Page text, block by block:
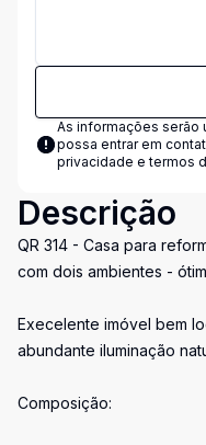
As informações serão
possa entrar em
privacidade e termos
Descrição
QR 314 - Casa para
com dois ambientes -
Execelente imóvel bem
abundante iluminação
Composição: